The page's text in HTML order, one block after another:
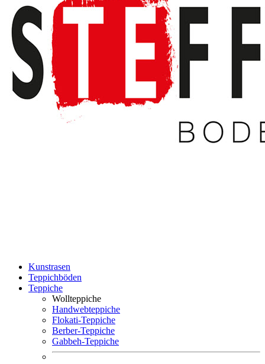
Kunstrasen
Teppichböden
Teppiche
Wollteppiche
Handwebteppiche
Flokati-Teppiche
Berber-Teppiche
Gabbeh-Teppiche